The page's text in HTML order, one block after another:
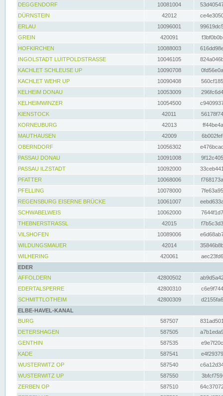
DEGGENDORF
10081004
DÜRNSTEIN
42012
ERLAU
10096001
GREIN
420091
HOFKIRCHEN
10088003
INGOLSTADT LUITPOLDSTRASSE
10046105
KACHLET SCHLEUSE UP
10090708
KACHLET WEHR UP
10090408
KELHEIM DONAU
10053009
KELHEIMWINZER
10054500
KIENSTOCK
42011
KORNEUBURG
42013
MAUTHAUSEN
42009
OBERNDORF
10056302
PASSAU DONAU
10091008
PASSAU ILZSTADT
10092000
PFATTER
10068006
PFELLING
10078000
REGENSBURG EISERNE BRÜCKE
10061007
SCHWABELWEIS
10062000
THEBNERSTRASSL
42015
VILSHOFEN
10089006
WILDUNGSMAUER
42014
WILHERING
420061
EDER
AFFOLDERN
42800502
EDERTALSPERRE
42800310
SCHMITTLOTHEIM
42800309
ELBE-HAVEL-KANAL
BURG
587507
DETERSHAGEN
587505
GENTHIN
587535
KADE
587541
WUSTERWITZ OP
587540
WUSTERWITZ UP
587550
ZERBEN OP
587510